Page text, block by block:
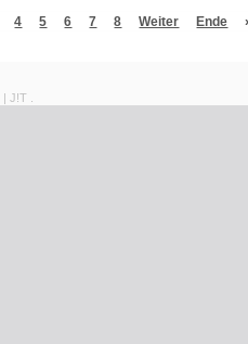
4 5 6 7 8 Weiter Ende
|J!T